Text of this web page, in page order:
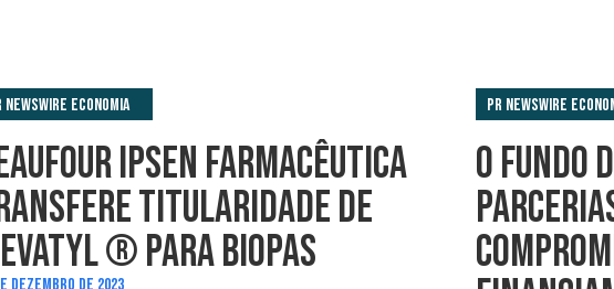
Newswire Economia
IPSEN FARMACÊUTICA
TITULARIDADE DE
® PARA BIOPAS
PR Newswire
O FUNDO